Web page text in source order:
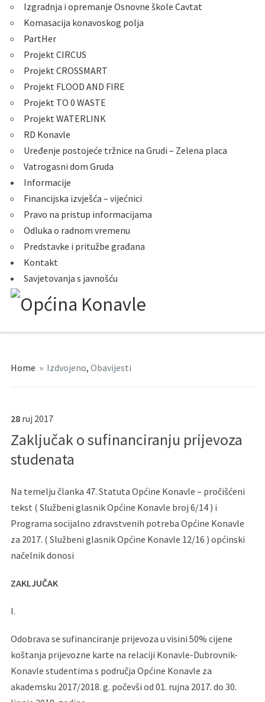
Izgradnja i opremanje Osnovne škole Cavtat
Komasacija konavoskog polja
PartHer
Projekt CIRCUS
Projekt CROSSMART
Projekt FLOOD AND FIRE
Projekt TO 0 WASTE
Projekt WATERLINK
RD Konavle
Uređenje postojeće tržnice na Grudi – Zelena placa
Vatrogasni dom Gruda
Informacije
Financijska izvješća – vijećnici
Pravo na pristup informacijama
Odluka o radnom vremenu
Predstavke i pritužbe građana
Kontakt
Savjetovanja s javnošću
Home » Izdvojeno, Obavijesti
28 ruj 2017
Zaključak o sufinanciranju prijevoza
studenata
Na temelju članka 47. Statuta Općine Konavle – pročišćeni
tekst ( Službeni glasnik Općine Konavle broj 6/14 ) i
Programa socijalno zdravstvenih potreba Općine Konavle
za 2017. ( Službeni glasnik Općine Konavle 12/16 ) općinski
načelnik donosi
ZAKLJUČAK
I.
Odobrava se sufinanciranje prijevoza u visini 50% cijene
koštanja prijevozne karte na relaciji Konavle-Dubrovnik-
Konavle studentima s područja Općine Konavle za
akademsku 2017/2018. g. počevši od 01. rujna 2017. do 30.